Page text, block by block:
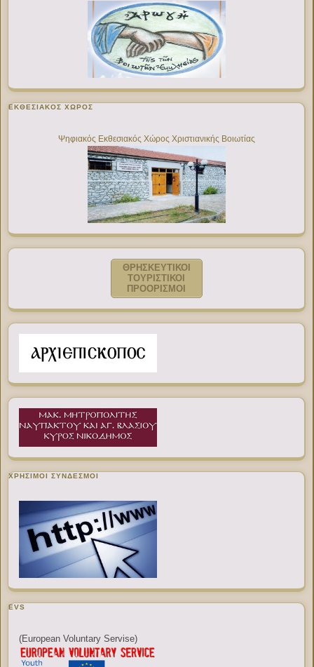
ΕΚΘΕΣΙΑΚΌΣ ΧΏΡΟΣ
Ψηφιακός Εκθεσιακός Χώρος Χριστιανικής Βοιωτίας
ΘΡΗΣΚΕΥΤΙΚΟΙ
ΤΟΥΡΙΣΤΙΚΟΙ
ΠΡΟΟΡΙΣΜΟΙ
ΧΡΉΣΙΜΟΙ ΣΎΝΔΕΣΜΟΙ
EVS
(European Voluntary Servise)